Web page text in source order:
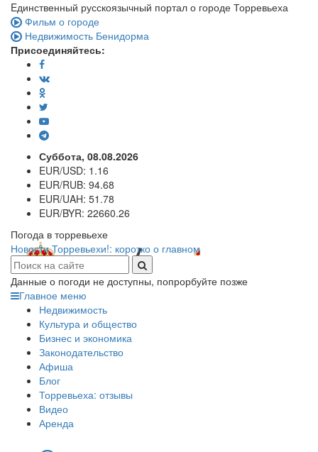
Eдинственный русскоязычный портал о городе Торревьеха
Фильм о городе
Недвижимость Бенидорма
Присоединяйтесь:
Суббота, 08.08.2026
EUR/USD: 1.16
EUR/RUB: 94.68
EUR/UAH: 51.78
EUR/BYR: 22660.26
Погода в торревьехе
Новости Торревьехи!: коротко о главном
Данные о погоди не доступны, попрорбуйте позже
Главное меню
Недвижимость
Культура и общество
Бизнес и экономика
Законодательство
Афиша
Блог
Торревьеха: отзывы
Видео
Аренда